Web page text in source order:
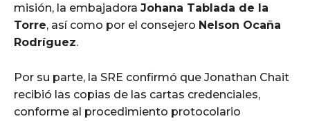
misión, la embajadora Johana Tablada de la
Torre, así como por el consejero Nelson Ocaña
Rodríguez.
Por su parte, la SRE confirmó que Jonathan Chait
recibió las copias de las cartas credenciales,
conforme al procedimiento protocolario